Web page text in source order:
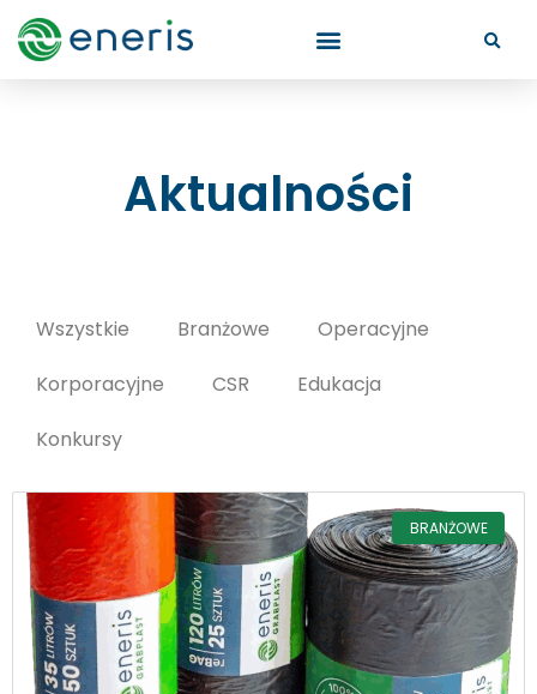
Aktualności
Wszystkie Branżowe
Operacyjne
Korporacyjne
CSR
Edukacja
Konkursy
BRANŻOWE